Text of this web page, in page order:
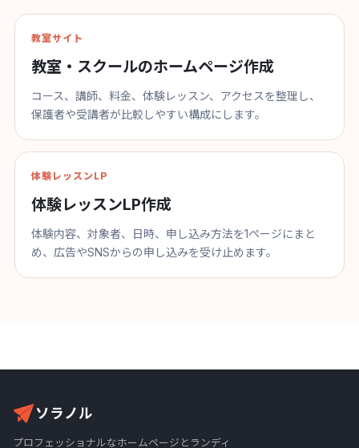
教室サイト
教室・スクールのホームページ作成
コース、講師、料金、体験レッスン、アクセスを整理し、
保護者や受講者が比較しやすい構成にします。
体験レッスンLP
体験レッスンLP作成
体験内容、対象者、日時、申し込み方法を1ページにまと
め、広告やSNSからの申し込みを受け止めます。
ソラノル
プロフェッショナルなホームページとランディ